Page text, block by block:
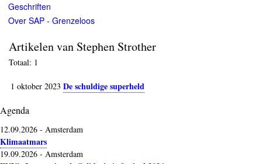
Geschriften
Over SAP - Grenzeloos
Artikelen van Stephen Strother
Totaal: 1
1 oktober 2023 De schuldige superheld
Agenda
12.09.2026 - Amsterdam
Klimaatmars
19.09.2026 - Amsterdam